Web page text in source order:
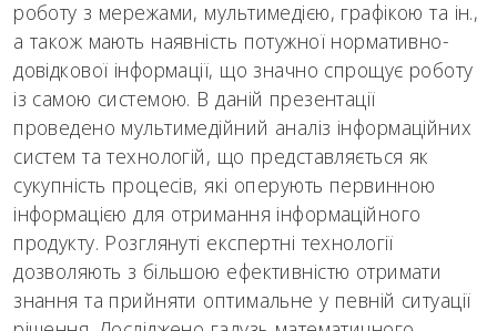
роботу з мережами, мультимедією, графікою та ін.,
а також мають наявність потужної нормативно-
довідкової інформації, що значно спрощує роботу
із самою системою. В даній презентації
проведено мультимедійний аналіз інформаційних
систем та технологій, що представляється як
сукупність процесів, які оперують первинною
інформацією для отримання інформаційного
продукту. Розглянуті експертні технології
дозволяють з більшою ефективністю отримати
знання та прийняти оптимальне у певній ситуації